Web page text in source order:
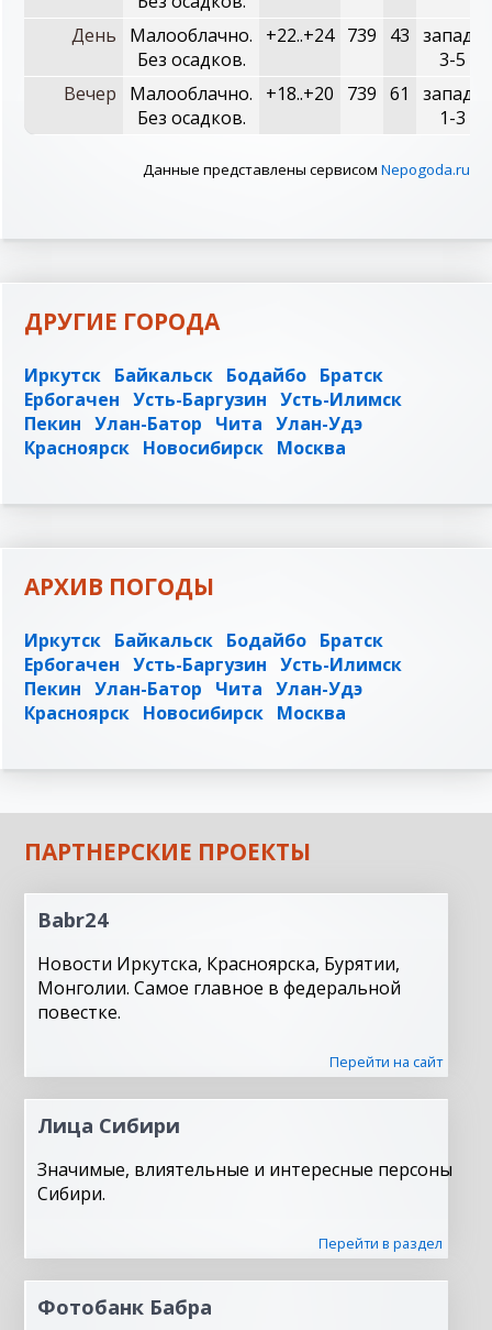
День
Малооблачно.
Без осадков.
+22..+24 739 43
3-5 м/
Вечер
Малооблачно.
Без осадков.
+18..+20 739 61
1-3 м/
Данные представлены сервисом Nepogoda.ru
ДРУГИЕ ГОРОДА
Иркутск Байкальск Бодайбо Братск
Ербогачен Усть-Баргузин Усть-Илимск
Пекин Улан-Батор Чита Улан-Удэ
Красноярск Новосибирск Москва
АРХИВ ПОГОДЫ
Иркутск Байкальск Бодайбо Братск
Ербогачен Усть-Баргузин Усть-Илимск
Пекин Улан-Батор Чита Улан-Удэ
Красноярск Новосибирск Москва
ПАРТНЕРСКИЕ ПРОЕКТЫ
Babr24
Новости Иркутска, Красноярска, Бурятии,
Монголии. Самое главное в федеральной
повестке.
Перейти на сайт
Лица Сибири
Значимые, влиятельные и интересные персоны
Сибири.
Перейти в раздел
Фотобанк Бабра